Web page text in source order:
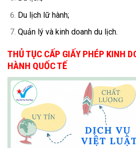
Du lịch lữ hành;
Quản lý và kinh doanh du lịch.
THỦ TỤC CẤP GIẤY PHÉP KINH
HÀNH QUỐC TẾ